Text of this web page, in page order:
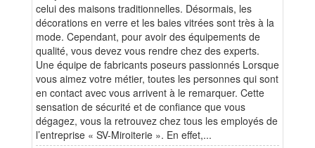
celui des maisons traditionnelles. Désormais, les
décorations en verre et les baies vitrées sont très à la
mode. Cependant, pour avoir des équipements de
qualité, vous devez vous rendre chez des experts.
Une équipe de fabricants poseurs passionnés Lorsque
vous aimez votre métier, toutes les personnes qui sont
en contact avec vous arrivent à le remarquer. Cette
sensation de sécurité et de confiance que vous
dégagez, vous la retrouvez chez tous les employés de
l’entreprise « SV-Miroiterie ». En effet,...